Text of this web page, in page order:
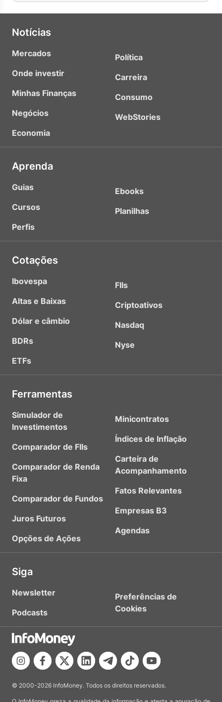
Notícias
Mercados
Onde investir
Minhas Finanças
Negócios
Economia
Política
Carreira
Consumo
WebStories
Aprenda
Guias
Cursos
Perfis
Ebooks
Planilhas
Cotações
Ibovespa
Altas e Baixas
Dólar e câmbio
BDRs
ETFs
FIIs
Criptoativos
Nasdaq
Nyse
Ferramentas
Simulador de
Investimentos
Comparador de FIIs
Comparador de Renda
Fixa
Comparador de Fundos
Juros Futuros
Opções de Ações
Minicontratos
Índices de Inflação
Carteira de
Acompanhamento
Fatos Relevantes
Empresas B3
Agendas
Siga
Newsletter
Podcasts
Preferências de
Cookies
© 2000-2026 InfoMoney. Todos os direitos reservados.